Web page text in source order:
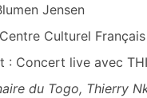
Jensen
Culturel
Concert live avec
du Togo, Thierry